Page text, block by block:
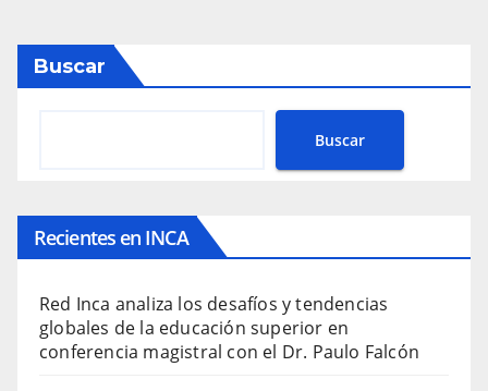
Buscar
Buscar
Recientes en INCA
Red Inca analiza los desafíos y tendencias
globales de la educación superior en
conferencia magistral con el Dr. Paulo Falcón